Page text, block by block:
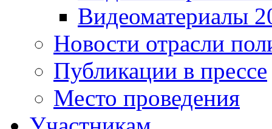
Видеоматериалы
Новости отрасли
Публикации в прессе
Место проведения